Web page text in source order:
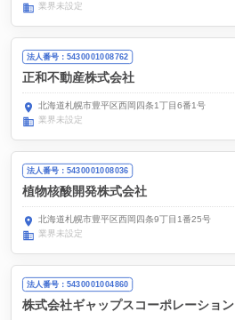
業界未設定
法人番号：5430001008762
正和不動産株式会社
北海道札幌市豊平区西岡四条1丁目6番1号
業界未設定
法人番号：5430001008036
植物核酸開発株式会社
北海道札幌市豊平区西岡四条9丁目1番25号
業界未設定
法人番号：5430001004860
株式会社ギャップスコーポレーション